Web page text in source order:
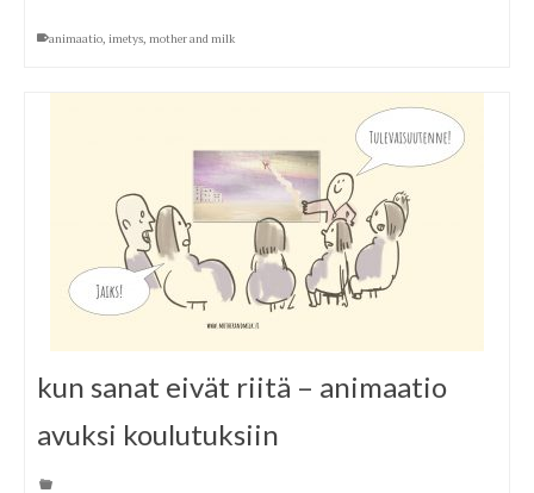
animaatio, imetys, mother and milk
kun sanat eivät riitä – animaatio
avuksi koulutuksiin